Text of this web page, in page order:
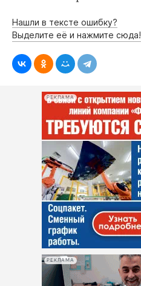
Нашли в тексте ошибку?
Выделите её и нажмите сюда!
РЕКЛАМА
РЕКЛАМА